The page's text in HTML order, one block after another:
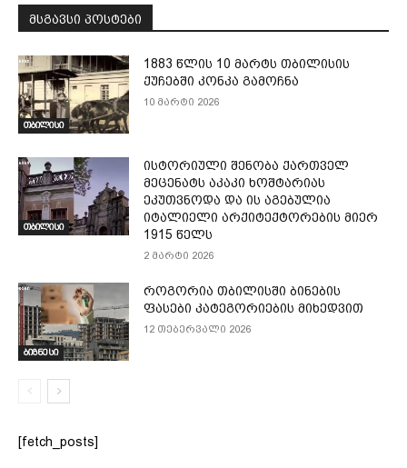
მსგავსი პოსტები
თბილისი
1883 წლის 10 მარტს თბილისის
ქუჩებში კონკა გამოჩნა
10 მარტი 2026
თბილისი
ისტორიული შენობა ქართველ
მეცენატს აკაკი ხოშტარიას
ეკუთვნოდა და ის აგებულია
იტალიელი არქიტექტორების მიერ
1915 წელს
2 მარტი 2026
ბიზნესი
როგორია თბილისში ბინების
ფასები კატეგორიების მიხედვით
12 თებერვალი 2026
[fetch_posts]